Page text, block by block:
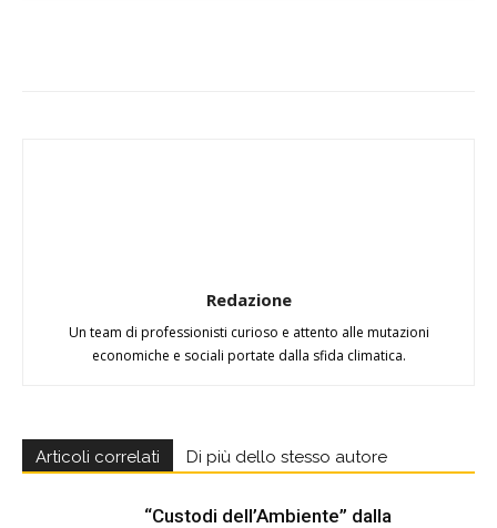
Redazione
Un team di professionisti curioso e attento alle mutazioni
economiche e sociali portate dalla sfida climatica.
Articoli correlati Di più dello stesso autore
“Custodi dell’Ambiente” dalla